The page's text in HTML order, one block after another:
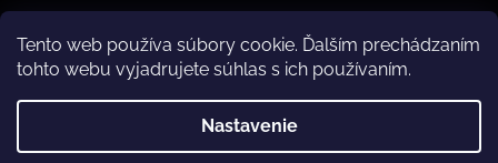
Tento web používa súbory cookie. Ďalším prechádzaním
tohto webu vyjadrujete súhlas s ich používaním.
Nastavenie
Copyright 2026crazypaws.eu. Všetky práva vyhradené.